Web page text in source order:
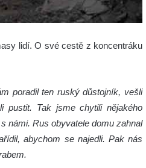
lidí. O své cestě z koncentráku
poradil ten ruský důstojník, vešli
Tak jsme chytili nějakého
námi. Rus obyvatele domu zahnal
abychom se najedli. Pak nás